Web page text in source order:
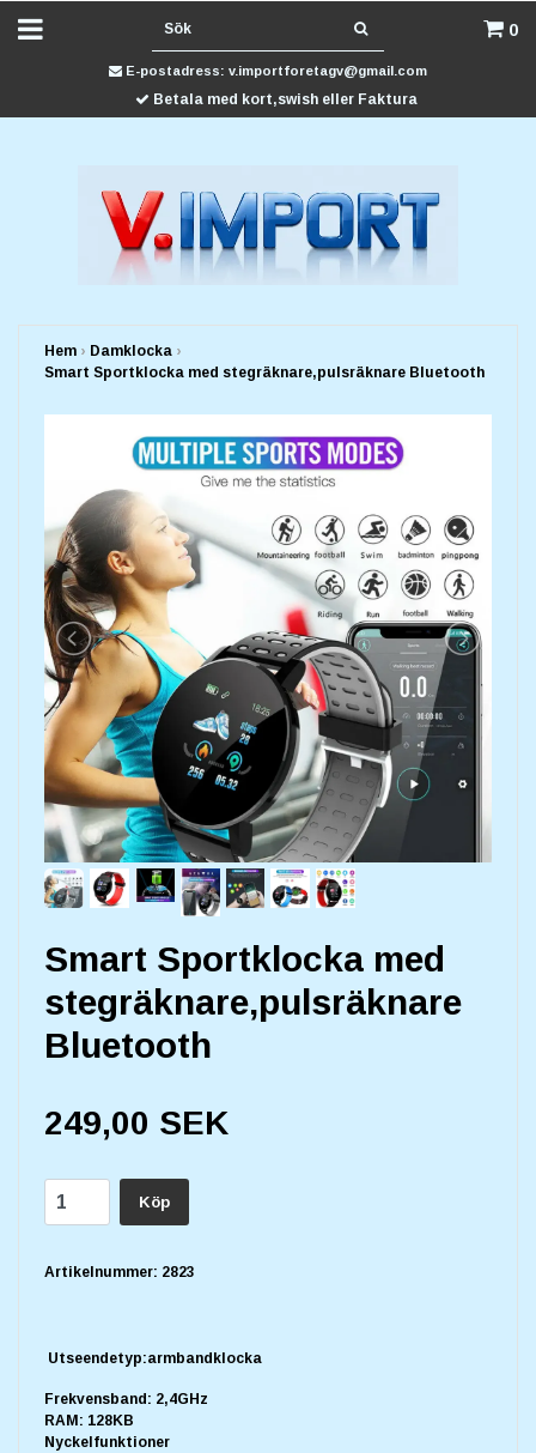
0
E-postadress: v.importforetagv@gmail.com
Betala med kort,swish eller Faktura
Hem › Damklocka ›
Smart Sportklocka med stegräknare,pulsräknare Bluetooth
Smart Sportklocka med
stegräknare,pulsräknare
Bluetooth
249,00 SEK
Köp
Artikelnummer: 2823
Utseendetyp:armbandklocka
Frekvensband: 2,4GHz
RAM: 128KB
Nyckelfunktioner